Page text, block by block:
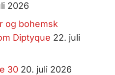
2026
og bohemsk
Diptyque 22. juli
30 20. juli 2026